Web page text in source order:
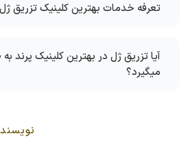
تعرفه خدمات بهترین کلینیک تزریق
آیا تزریق ژل در بهترین کلینیک پرند
میگیرد؟